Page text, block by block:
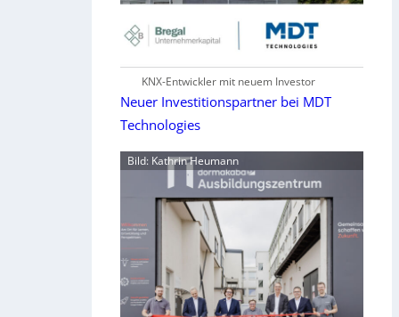
KNX-Entwickler mit neuem Investor
Neuer Investitionspartner bei MDT
Technologies
Bild: Kathrin Heumann